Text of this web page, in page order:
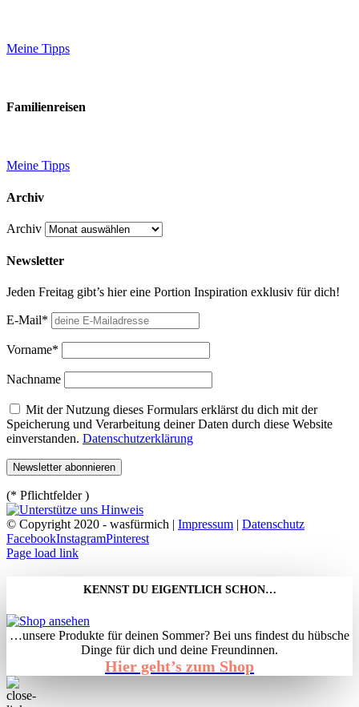
Meine Tipps
Familienreisen
Meine Tipps
Archiv
Archiv
Newsletter
Jeden Freitag gibt’s hier eine Portion Inspiration exklusiv für dich!
E-Mail*
Vorname*
Nachname
Mit der Nutzung dieses Formulars erklärst du dich mit der
Speicherung und Verarbeitung deiner Daten durch diese Website
einverstanden. Datenschutzerklärung
(* Pflichtfelder )
© Copyright 2020 - wasfürmich | Impressum | Datenschutz
FacebookInstagramPinterest
Page load link
KENNST DU EIGENTLICH SCHON…
…unsere Produkte für deinen Sommer? Bei uns findest du hübsche
Dinge für dich und deine Freundinnen.
Hier geht’s zum Shop